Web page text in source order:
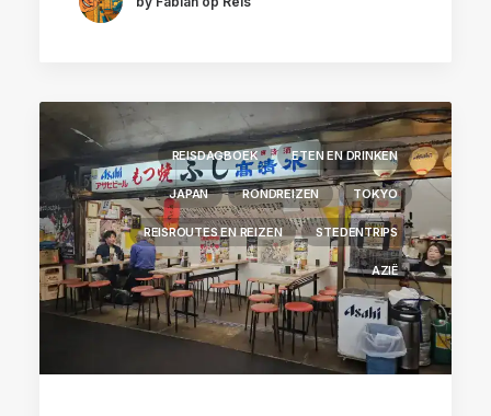
REISDAGBOEK ETEN EN DRINKEN
JAPAN RONDREIZEN TOKYO
REISROUTES EN REIZEN STEDENTRIPS
AZIË